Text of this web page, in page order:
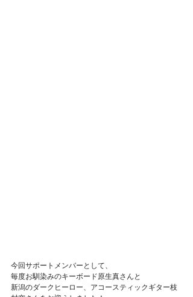
今回サポートメンバーとして、
毎度お馴染みのキーボード原生真さんと
新潟のダークヒーロー、アコースティックギター枝